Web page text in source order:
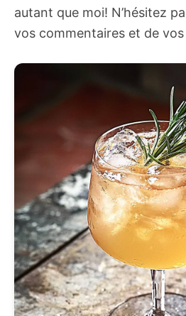
autant que moi! N’hésitez
vos commentaires et de